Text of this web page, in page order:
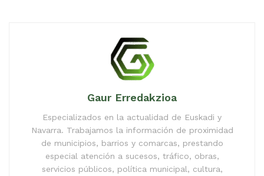
Gaur Erredakzioa
Especializados en la actualidad de Euskadi y
Navarra. Trabajamos la información de proximidad
de municipios, barrios y comarcas, prestando
especial atención a sucesos, tráfico, obras,
servicios públicos, política municipal, cultura,